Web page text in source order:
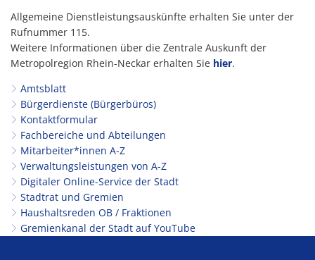
Allgemeine Dienstleistungsauskünfte erhalten Sie unter der
Rufnummer 115.
Weitere Informationen über die Zentrale Auskunft der
Metropolregion Rhein-Neckar erhalten Sie hier.
Amtsblatt
Bürgerdienste (Bürgerbüros)
Kontaktformular
Fachbereiche und Abteilungen
Mitarbeiter*innen A-Z
Verwaltungsleistungen von A-Z
Digitaler Online-Service der Stadt
Stadtrat und Gremien
Haushaltsreden OB / Fraktionen
Gremienkanal der Stadt auf YouTube